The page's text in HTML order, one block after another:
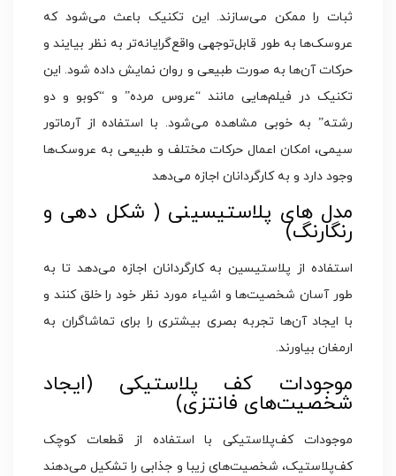
ثبات را ممکن می‌سازند. این تکنیک باعث می‌شود که
عروسک‌ها به طور قابل‌توجهی واقع‌گرایانه‌تر به نظر بیایند و
حرکات آن‌ها به صورت طبیعی و روان نمایش داده شود. این
تکنیک در فیلم‌هایی مانند “عروس مرده” و “کوبو و دو
رشته” به خوبی مشاهده می‌شود. با استفاده از آرماتور
سیمی، امکان اعمال حرکات مختلف و طبیعی به عروسک‌ها
وجود دارد و به کارگردانان اجازه می‌دهد
مدل‌ های پلاستیسینی ( شکل‌ دهی و
رنگارنگ)
استفاده از پلاستیسین به کارگردانان اجازه می‌دهد تا به
طور آسان شخصیت‌ها و اشیاء مورد نظر خود را خلق کنند و
با ایجاد آن‌ها تجربه بصری بیشتری را برای تماشاگران به
ارمغان بیاورند.
موجودات کف‌ پلاستیکی (ایجاد
شخصیت‌های فانتزی)
موجودات کف‌پلاستیکی با استفاده از قطعات کوچک
کف‌پلاستیک، شخصیت‌های زیبا و جذابی را تشکیل می‌دهند